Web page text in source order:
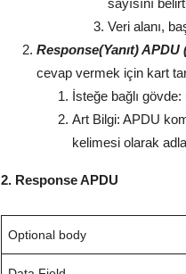
sayısını
Veri alanı,
Response(Yanıt) APDU
cevap vermek için kart
İsteğe bağlı
Art Bilgi: APDU
kelimesi olarak
2. Response APDU
Optional body